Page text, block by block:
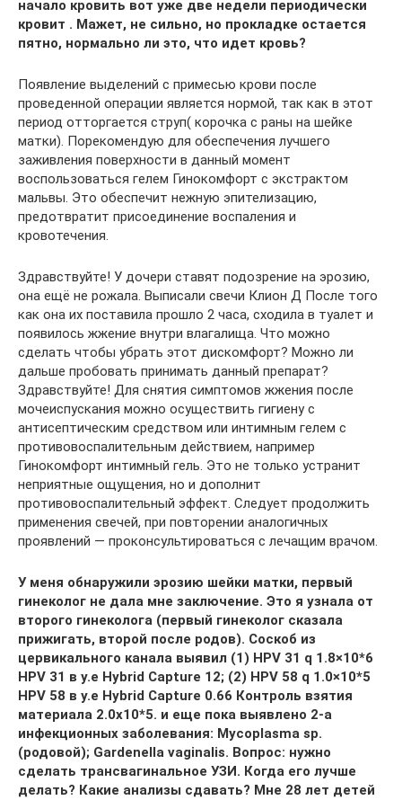
начало кровить вот уже две недели периодически
кровит . Мажет, не сильно, но прокладке остается
пятно, нормально ли это, что идет кровь?
Появление выделений с примесью крови после
проведенной операции является нормой, так как в этот
период отторгается струп( корочка с раны на шейке
матки). Порекомендую для обеспечения лучшего
заживления поверхности в данный момент
воспользоваться гелем Гинокомфорт с экстрактом
мальвы. Это обеспечит нежную эпителизацию,
предотвратит присоединение воспаления и
кровотечения.
Здравствуйте! У дочери ставят подозрение на эрозию,
она ещё не рожала. Выписали свечи Клион Д После того
как она их поставила прошло 2 часа, сходила в туалет и
появилось жжение внутри влагалища. Что можно
сделать чтобы убрать этот дискомфорт? Можно ли
дальше пробовать принимать данный препарат?
Здравствуйте! Для снятия симптомов жжения после
мочеиспускания можно осуществить гигиену с
антисептическим средством или интимным гелем с
противовоспалительным действием, например
Гинокомфорт интимный гель. Это не только устранит
неприятные ощущения, но и дополнит
противовоспалительный эффект. Следует продолжить
применения свечей, при повторении аналогичных
проявлений — проконсультироваться с лечащим врачом.
У меня обнаружили эрозию шейки матки, первый
гинеколог не дала мне заключение. Это я узнала от
второго гинеколога (первый гинеколог сказала
прижигать, второй после родов). Соскоб из
цервикального канала выявил (1) HPV 31 q 1.8×10*6
HPV 31 в y.e Hybrid Capture 12; (2) HPV 58 q 1.0×10*5
HPV 58 в y.e Hybrid Capture 0.66 Контроль взятия
материала 2.0х10*5. и еще пока выявлено 2-а
инфекционных заболевания: Mycoplasma sp.
(родовой); Gardenella vaginalis. Вопрос: нужно
сделать трансвагинальное УЗИ. Когда его лучше
делать? Какие анализы сдавать? Мне 28 лет детей